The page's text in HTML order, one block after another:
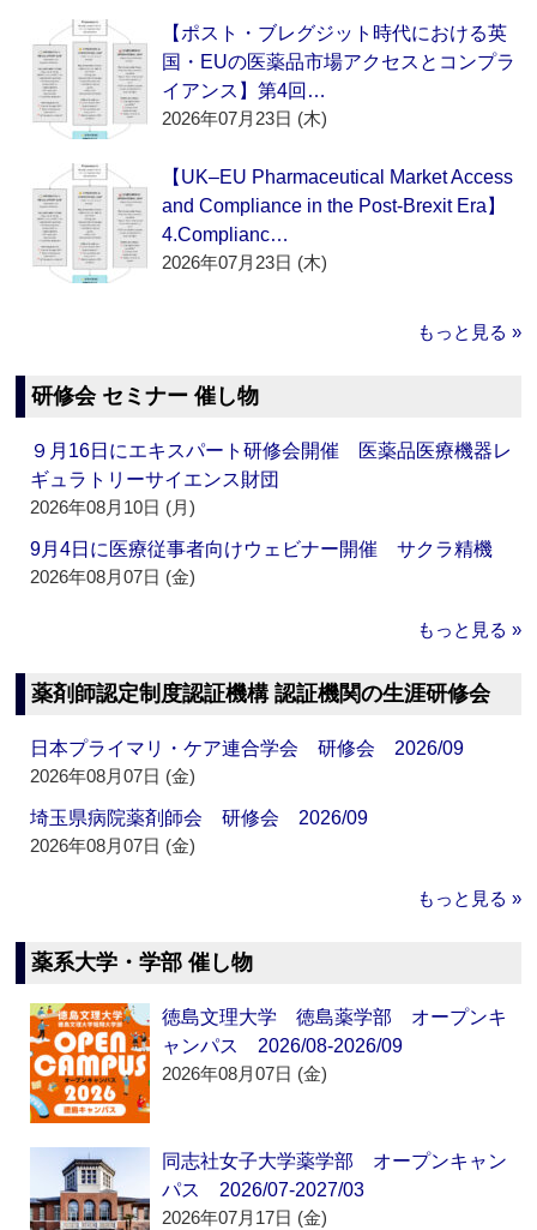
【ポスト・ブレグジット時代における英
国・EUの医薬品市場アクセスとコンプラ
イアンス】第4回…
2026年07月23日 (木)
【UK–EU Pharmaceutical Market Access
and Compliance in the Post-Brexit Era】
4.Complianc…
2026年07月23日 (木)
もっと見る »
研修会 セミナー 催し物
９月16日にエキスパート研修会開催 医薬品医療機器レ
ギュラトリーサイエンス財団
2026年08月10日 (月)
9月4日に医療従事者向けウェビナー開催 サクラ精機
2026年08月07日 (金)
もっと見る »
薬剤師認定制度認証機構 認証機関の生涯研修会
日本プライマリ・ケア連合学会 研修会 2026/09
2026年08月07日 (金)
埼玉県病院薬剤師会 研修会 2026/09
2026年08月07日 (金)
もっと見る »
薬系大学・学部 催し物
徳島文理大学 徳島薬学部 オープンキ
ャンパス 2026/08-2026/09
2026年08月07日 (金)
同志社女子大学薬学部 オープンキャン
パス 2026/07-2027/03
2026年07月17日 (金)